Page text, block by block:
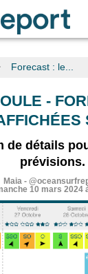
Forecast : le...
-
de détails
prévisions.
Maia -
10 mars 2024